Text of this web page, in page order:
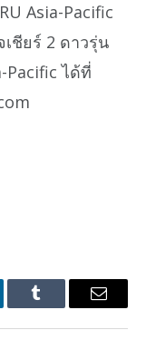
Asia-Pacific
เชียร์ 2 ดาวรุ่น
Pacific ได้ที่
Tumblr Email